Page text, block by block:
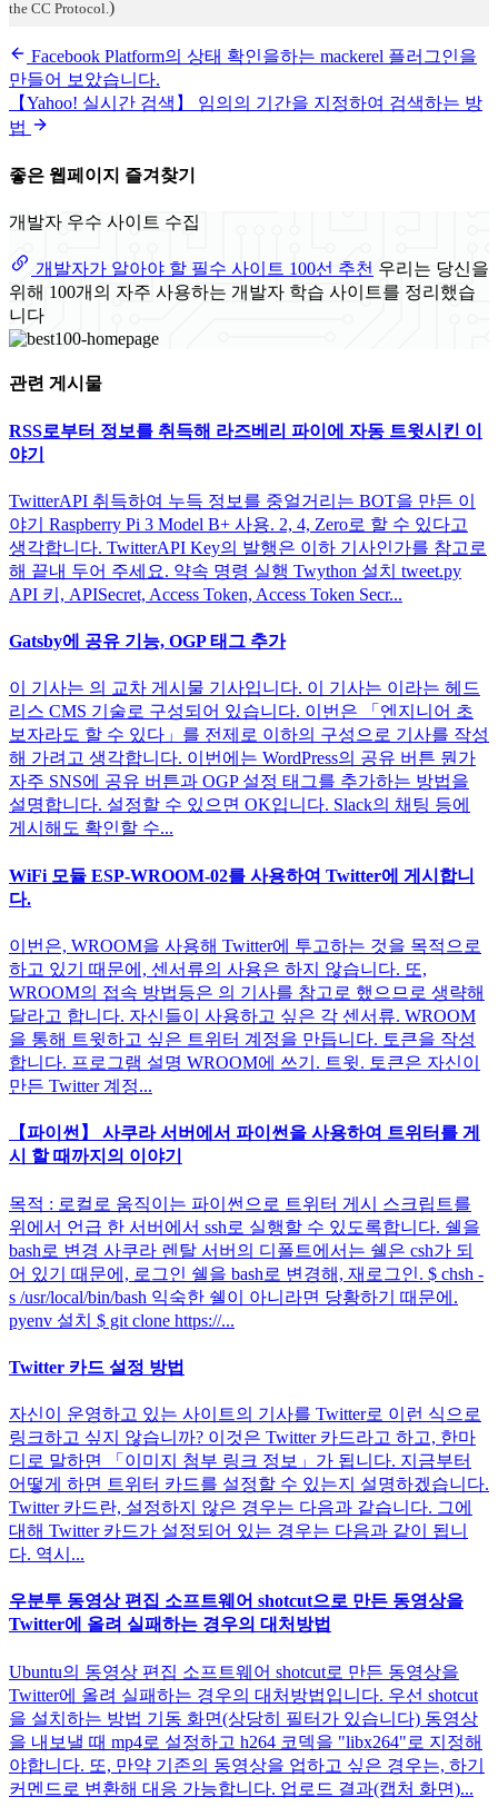
the CC Protocol.)
Facebook Platform의 상태 확인을하는 mackerel 플러그인을
만들어 보았습니다.
【Yahoo! 실시간 검색】 임의의 기간을 지정하여 검색하는 방
법
좋은 웹페이지 즐겨찾기
개발자 우수 사이트 수집
개발자가 알아야 할 필수 사이트 100선 추천 우리는 당신을
위해 100개의 자주 사용하는 개발자 학습 사이트를 정리했습
니다
관련 게시물
RSS로부터 정보를 취득해 라즈베리 파이에 자동 트윗시킨 이
야기
TwitterAPI 취득하여 누득 정보를 중얼거리는 BOT을 만든 이
야기 Raspberry Pi 3 Model B+ 사용. 2, 4, Zero로 할 수 있다고
생각합니다. TwitterAPI Key의 발행은 이하 기사인가를 참고로
해 끝내 두어 주세요. 약속 명령 실행 Twython 설치 tweet.py
API 키, APISecret, Access Token, Access Token Secr...
Gatsby에 공유 기능, OGP 태그 추가
이 기사는 의 교차 게시물 기사입니다. 이 기사는 이라는 헤드
리스 CMS 기술로 구성되어 있습니다. 이번은 「엔지니어 초
보자라도 할 수 있다」를 전제로 이하의 구성으로 기사를 작성
해 가려고 생각합니다. 이번에는 WordPress의 공유 버튼 뭔가
자주 SNS에 공유 버튼과 OGP 설정 태그를 추가하는 방법을
설명합니다. 설정할 수 있으면 OK입니다. Slack의 채팅 등에
게시해도 확인할 수...
WiFi 모듈 ESP-WROOM-02를 사용하여 Twitter에 게시합니
다.
이번은, WROOM을 사용해 Twitter에 투고하는 것을 목적으로
하고 있기 때문에, 센서류의 사용은 하지 않습니다. 또,
WROOM의 접속 방법등은 의 기사를 참고로 했으므로 생략해
달라고 합니다. 자신들이 사용하고 싶은 각 센서류. WROOM
을 통해 트윗하고 싶은 트위터 계정을 만듭니다. 토큰을 작성
합니다. 프로그램 설명 WROOM에 쓰기. 트윗. 토큰은 자신이
만든 Twitter 계정...
【파이썬】 사쿠라 서버에서 파이썬을 사용하여 트위터를 게
시 할 때까지의 이야기
목적 : 로컬로 움직이는 파이썬으로 트위터 게시 스크립트를
위에서 언급 한 서버에서 ssh로 실행할 수 있도록합니다. 쉘을
bash로 변경 사쿠라 렌탈 서버의 디폴트에서는 쉘은 csh가 되
어 있기 때문에, 로그인 쉘을 bash로 변경해, 재로그인. $ chsh -
s /usr/local/bin/bash 익숙한 쉘이 아니라면 당황하기 때문에.
pyenv 설치 $ git clone https://...
Twitter 카드 설정 방법
자신이 운영하고 있는 사이트의 기사를 Twitter로 이런 식으로
링크하고 싶지 않습니까? 이것은 Twitter 카드라고 하고, 한마
디로 말하면 「이미지 첨부 링크 정보」가 됩니다. 지금부터
어떻게 하면 트위터 카드를 설정할 수 있는지 설명하겠습니다.
Twitter 카드란, 설정하지 않은 경우는 다음과 같습니다. 그에
대해 Twitter 카드가 설정되어 있는 경우는 다음과 같이 됩니
다. 역시...
우분투 동영상 편집 소프트웨어 shotcut으로 만든 동영상을
Twitter에 올려 실패하는 경우의 대처방법
Ubuntu의 동영상 편집 소프트웨어 shotcut로 만든 동영상을
Twitter에 올려 실패하는 경우의 대처방법입니다. 우선 shotcut
을 설치하는 방법 기동 화면(상당히 필터가 있습니다) 동영상
을 내보낼 때 mp4로 설정하고 h264 코덱을 "libx264"로 지정해
야합니다. 또, 만약 기존의 동영상을 업하고 싶은 경우는, 하기
커멘드로 변환해 대응 가능합니다. 업로드 결과(캡처 화면)...